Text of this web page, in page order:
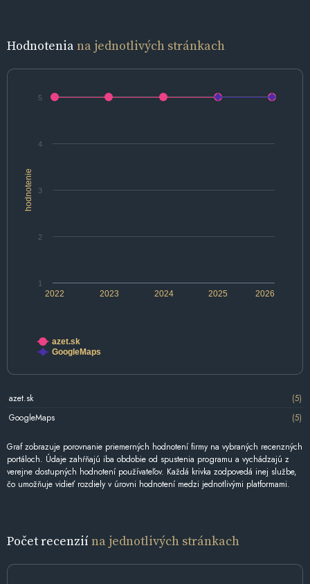
Hodnoteniana jednotlivých stránkach
hodnotenie
2022 2024 2026
2023 2025
1
2
3
4
5
azet.sk
GoogleMaps
azet.sk
(5)
GoogleMaps
(5)
Graf zobrazuje porovnanie priemerných hodnotení firmy na vybraných recenzných
portáloch. Údaje zahŕňajú iba obdobie od spustenia programu a vychádzajú z
verejne dostupných hodnotení používateľov. Každá krivka zodpovedá inej službe,
čo umožňuje vidieť rozdiely v úrovni hodnotení medzi jednotlivými platformami.
Počet recenziína jednotlivých stránkach